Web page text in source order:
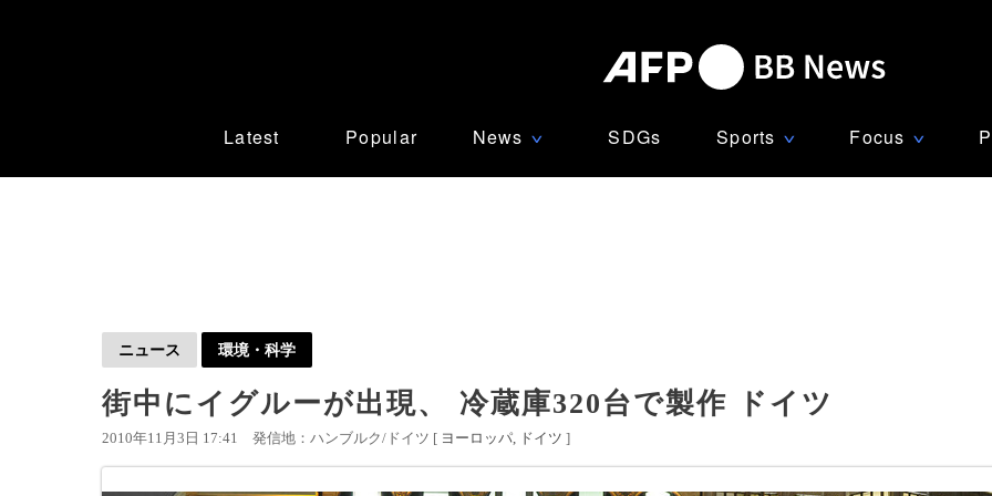
Latest Popular News ∨ SDGs Sports ∨ Focus ∨
ニュース 環境・科学
街中にイグルーが出現、 冷蔵庫320台で製作 ドイツ
2010年11月3日 17:41 発信地：ハンブルク/ドイツ [ ヨーロッパ ドイツ ]